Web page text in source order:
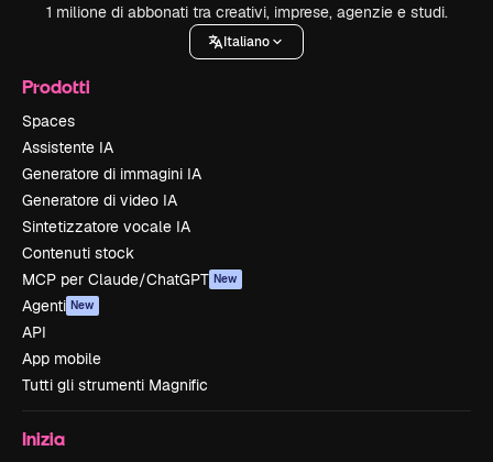
1 milione di abbonati tra creativi, imprese, agenzie e studi.
Italiano
Prodotti
Spaces
Assistente IA
Generatore di immagini IA
Generatore di video IA
Sintetizzatore vocale IA
Contenuti stock
MCP per Claude/ChatGPT New
Agenti New
API
App mobile
Tutti gli strumenti Magnific
Inizia